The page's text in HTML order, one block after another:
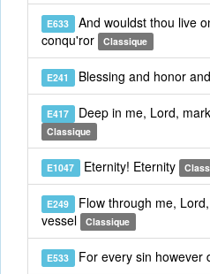
E633 And wouldst thou live
conqu'ror
Classique
E241 Blessing and honor
E417 Deep in me, Lord,
Classique
E1047 Eternity! Eternity
E249 Flow through me,
vessel
Classique
E533 For every sin however